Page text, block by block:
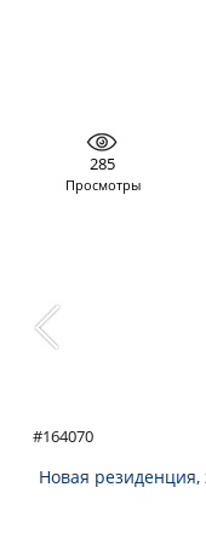
285
Просмотры
#164070
Новая резиденция,